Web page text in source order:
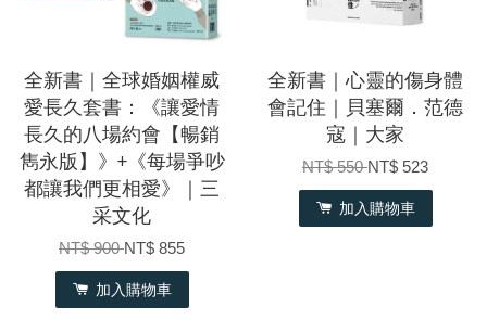
全新書｜全球婚姻權威
愛長久套書：《讓愛情
長久的八場約會【暢銷
雋永版】》+《每場爭吵
都讓我們更相愛》｜三
采文化
NT$ 900NT$ 855
加入購物車
全新書｜心靈的傷身體
會記住｜貝塞爾．范德
寇｜大家
NT$ 550NT$ 523
加入購物車